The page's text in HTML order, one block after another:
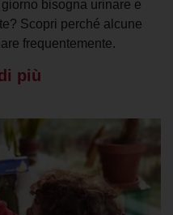
bisogna urinare e
Scopri perché alcune
frequentemente.
più